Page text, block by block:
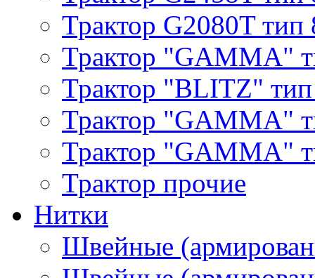
Трактор G2080T тип
Трактор "GAMMA"
Трактор "BLITZ"
Трактор "GAMMA"
Трактор "GAMMA"
Трактор прочие
Нитки
Швейные